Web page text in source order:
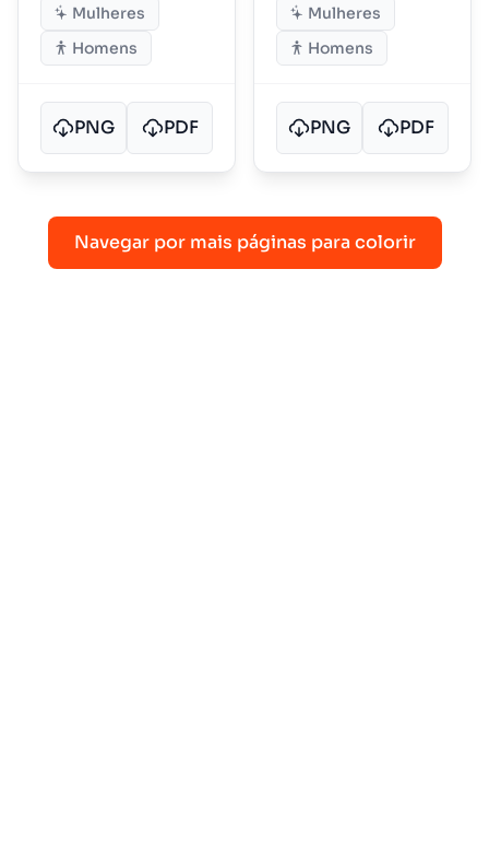
Mulheres
Homens
PNG PDF
Mulheres
Homens
PNG PDF
Navegar por mais páginas para colorir